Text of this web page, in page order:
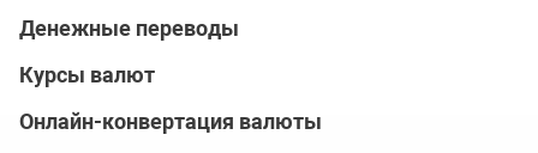
Денежные переводы
Курсы валют
Онлайн-конвертация валюты